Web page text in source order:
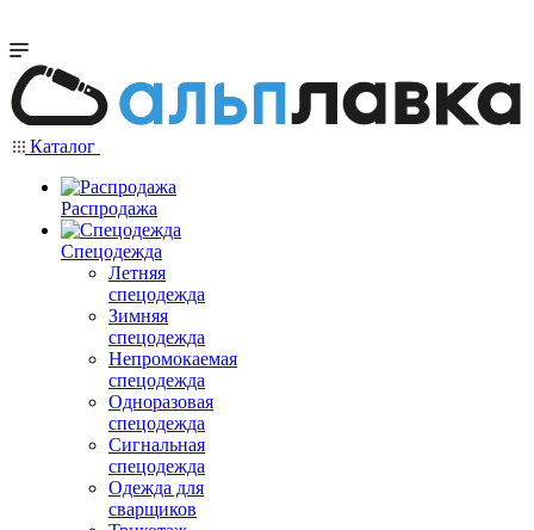
Каталог
Распродажа
Спецодежда
Летняя
спецодежда
Зимняя
спецодежда
Непромокаемая
спецодежда
Одноразовая
спецодежда
Сигнальная
спецодежда
Одежда для
сварщиков